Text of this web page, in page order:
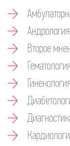
Андрология
Второе